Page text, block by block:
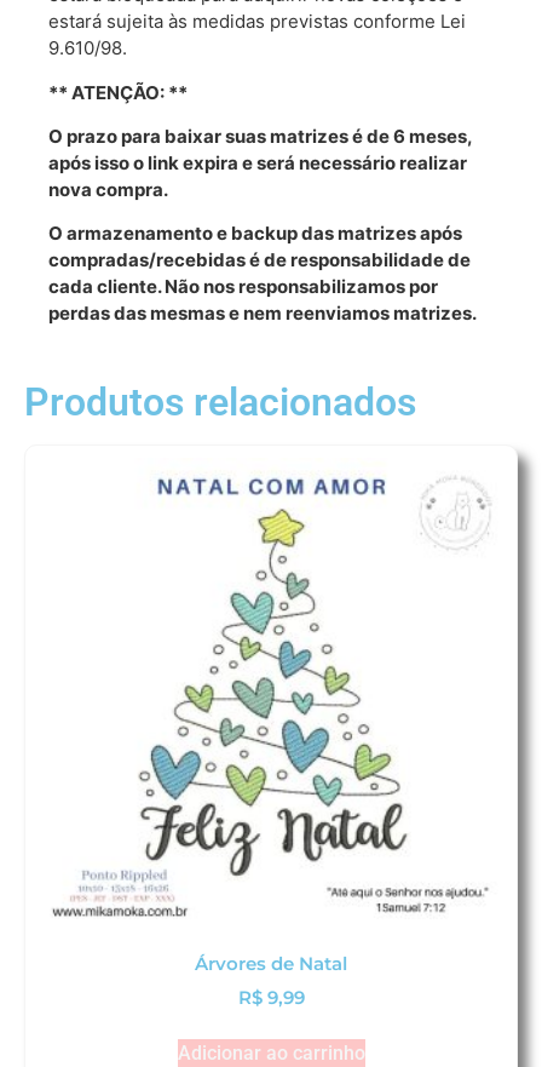
estará sujeita às medidas previstas conforme Lei
9.610/98.
** ATENÇÃO: **
O prazo para baixar suas matrizes é de 6 meses,
após isso o link expira e será necessário realizar
nova compra.
O armazenamento e backup das matrizes após
compradas/recebidas é de responsabilidade de
cada cliente. Não nos responsabilizamos por
perdas das mesmas e nem reenviamos matrizes.
Produtos relacionados
Árvores de Natal
R$9,99
Adicionar ao carrinho